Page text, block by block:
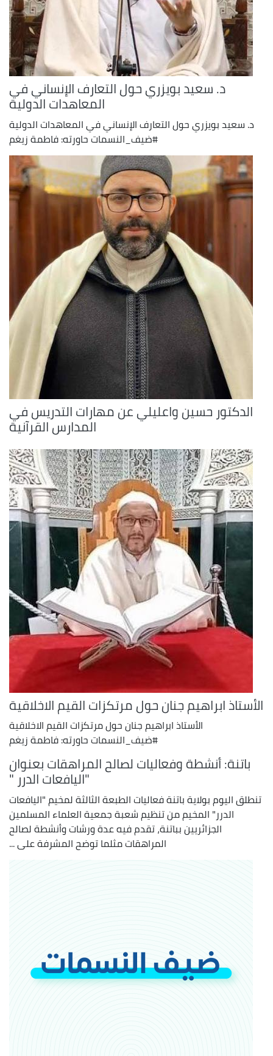
د. سعيد بويزري حول التعارف الإنساني في
المعاهدات الدولية
د. سعيد بويزري حول التعارف الإنساني في المعاهدات الدولية
#ضيف_النسمات حاورته: فاطمة زيغم
الدكتور حسين واعليلي عن مهارات التدريس في
المدارس القرآنية
الأستاذ ابراهيم جنان حول مرتكزات القيم الاخلاقية
الأستاذ ابراهيم جنان حول مرتكزات القيم الاخلاقية
#ضيف_النسمات حاورته: فاطمة زيغم
باتنة: أنشطة وفعاليات لصالح المراهقات بعنوان
"اليافعات الدرر "
تنطلق اليوم بولاية باتنة فعاليات الطبعة الثالثة لمخيم "اليافعات
الدرر" المخيم من تنظيم شعبة جمعية العلماء المسلمين
الجزائريين بباتنة، تقدم فيه عدة ورشات وأنشطة لصالح
المراهقات مثلما توضح المشرفة على ...